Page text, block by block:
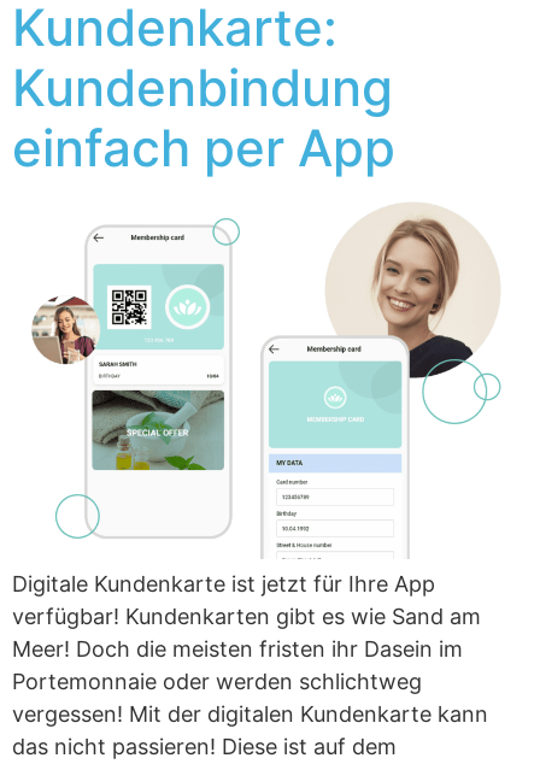
Kundenkarte:
Kundenbindung
einfach per App
Digitale Kundenkarte ist jetzt für Ihre App
verfügbar! Kundenkarten gibt es wie Sand am
Meer! Doch die meisten fristen ihr Dasein im
Portemonnaie oder werden schlichtweg
vergessen! Mit der digitalen Kundenkarte kann
das nicht passieren! Diese ist auf dem